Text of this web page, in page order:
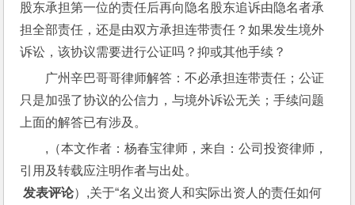
股东承担第一位的责任后再向隐名股东追诉由隐名者承
担全部责任，还是由双方承担连带责任？如果发生境外
诉讼，该协议需要进行公证吗？抑或其他手续？
广州辛巴哥哥律师解答：不必承担连带责任；公证
只是加强了协议的公信力，与境外诉讼无关；手续问题
上面的解答已有涉及。
,（本文作者：杨春宝律师，来自：公司投资律师，
引用及转载应注明作者与出处。
发表评论）,关于“名义出资人和实际出资人的责任如何